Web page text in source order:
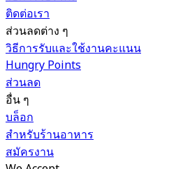
ติดต่อเรา
ส่วนลดต่าง ๆ
วิธีการรับและใช้งานคะแนน
Hungry Points
ส่วนลด
อื่น ๆ
บล็อก
สำหรับร้านอาหาร
สมัครงาน